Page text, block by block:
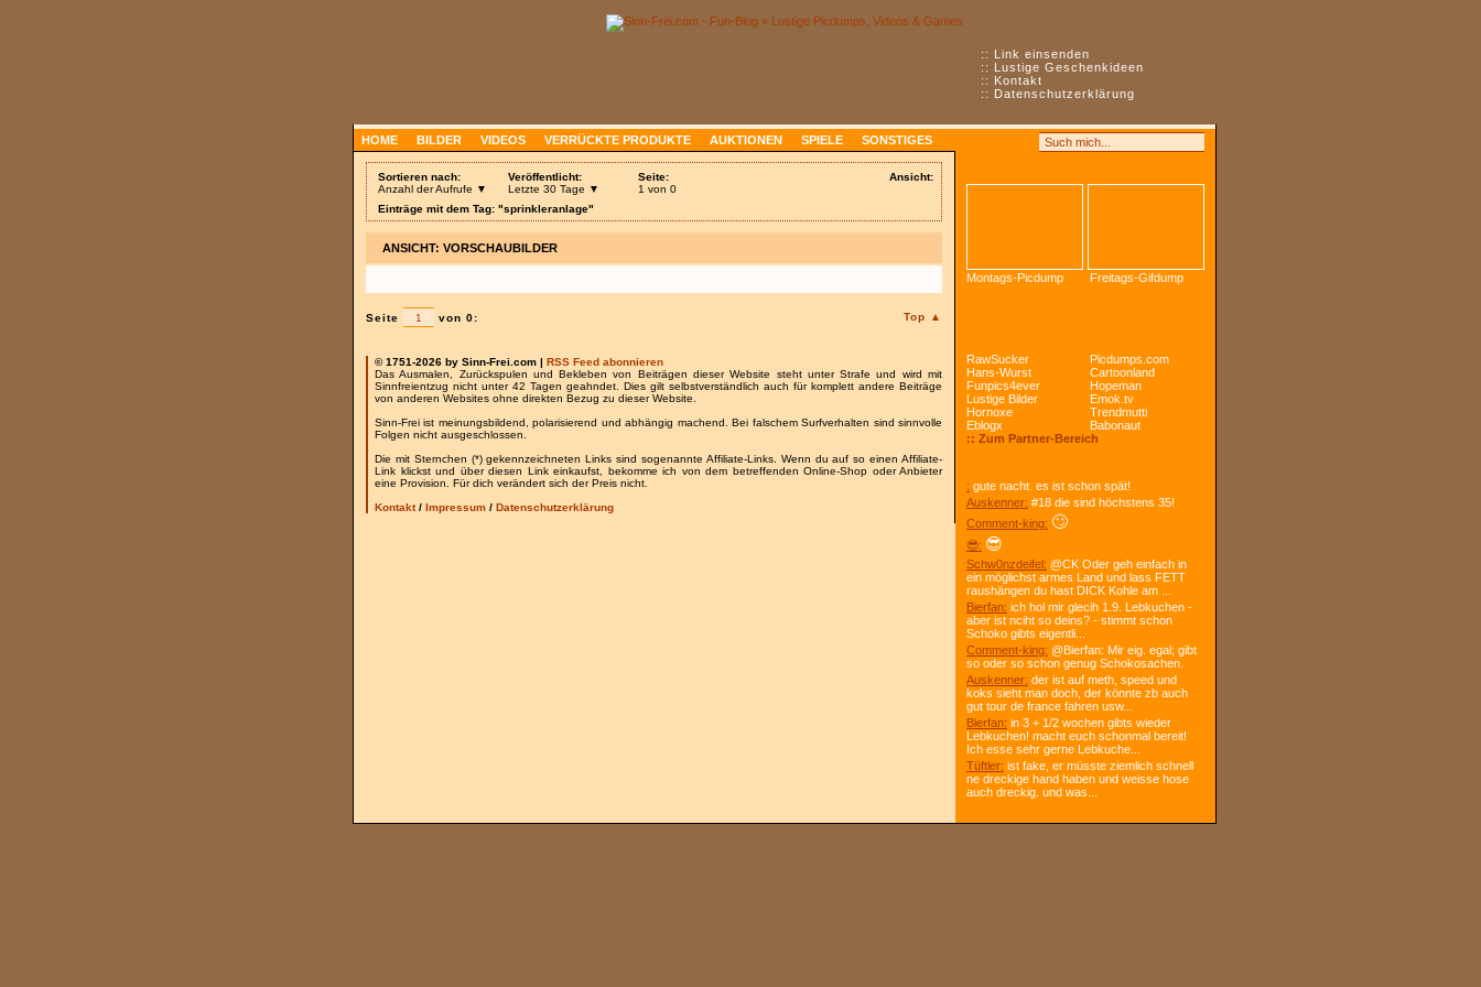
:: Link einsenden
:: Lustige Geschenkideen
:: Kontakt
:: Datenschutzerklärung
HOME BILDER VIDEOS VERRÜCKTE PRODUKTE AUKTIONEN SPIELE SONSTIGES
Ansicht:
Sortieren nach:
Anzahl der Aufrufe ▼
Veröffentlicht:
Letzte 30 Tage ▼
Seite:
1 von 0
Einträge mit dem Tag: "sprinkleranlage"
ANSICHT: VORSCHAUBILDER
Top ▲
Seite von 0:
© 1751-2026 by Sinn-Frei.com | RSS Feed abonnieren
Das Ausmalen, Zurückspulen und Bekleben von Beiträgen dieser Website steht unter Strafe und wird mit
Sinnfreientzug nicht unter 42 Tagen geahndet. Dies gilt selbstverständlich auch für komplett andere Beiträge
von anderen Websites ohne direkten Bezug zu dieser Website.
Sinn-Frei ist meinungsbildend, polarisierend und abhängig machend. Bei falschem Surfverhalten sind sinnvolle
Folgen nicht ausgeschlossen.
Die mit Sternchen (*) gekennzeichneten Links sind sogenannte Affiliate-Links. Wenn du auf so einen Affiliate-
Link klickst und über diesen Link einkaufst, bekomme ich von dem betreffenden Online-Shop oder Anbieter
eine Provision. Für dich verändert sich der Preis nicht.
Kontakt/ Impressum / Datenschutzerklärung
Montags-Picdump Freitags-Gifdump
RawSucker
Picdumps.com
Hans-Wurst
Cartoonland
Funpics4ever
Hopeman
Lustige Bilder
Emok.tv
Hornoxe
Trendmutti
Eblogx
Babonaut
:: Zum Partner-Bereich
: gute nacht. es ist schon spät!
Auskenner: #18 die sind höchstens 35!
Comment-king: 🙄
😎: 😎
Schw0nzdeifel: @CK Oder geh einfach in
ein möglichst armes Land und lass FETT
raushängen du hast DICK Kohle am ...
Bierfan: ich hol mir glecih 1.9. Lebkuchen -
aber ist nciht so deins? - stimmt schon
Schoko gibts eigentli...
Comment-king: @Bierfan: Mir eig. egal; gibt
so oder so schon genug Schokosachen.
Auskenner: der ist auf meth, speed und
koks sieht man doch, der könnte zb auch
gut tour de france fahren usw...
Bierfan: in 3 + 1/2 wochen gibts wieder
Lebkuchen! macht euch schonmal bereit!
Ich esse sehr gerne Lebkuche...
Tüftler: ist fake, er müsste ziemlich schnell
ne dreckige hand haben und weisse hose
auch dreckig. und was...